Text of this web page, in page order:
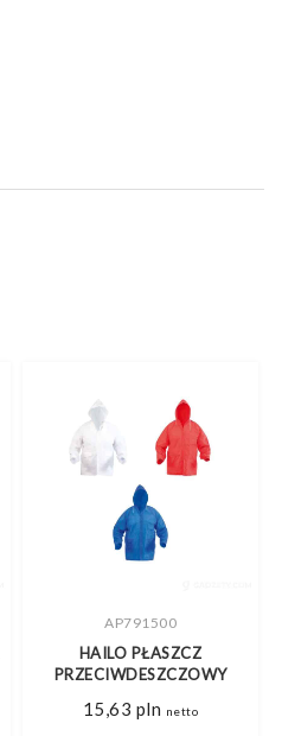
AP791500
HAILO PŁASZCZ
PRZECIWDESZCZOWY
15,63 pln netto